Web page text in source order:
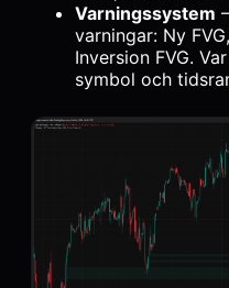
Varningssystem
varningar: Ny
Inversion FVG.
symbol och